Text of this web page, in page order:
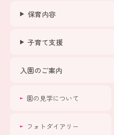
保育内容
子育て支援
入園のご案内
園の見学について
フォトダイアリー